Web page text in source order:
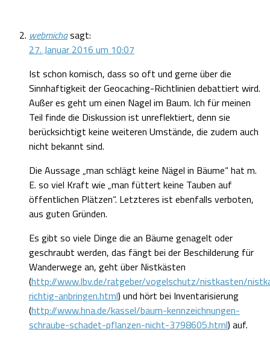
webmichasagt:
27. Januar 2016 um 10:07
Ist schon komisch, dass so oft und gerne über die
Sinnhaftigkeit der Geocaching-Richtlinien debattiert wird.
Außer es geht um einen Nagel im Baum. Ich für meinen
Teil finde die Diskussion ist unreflektiert, denn sie
berücksichtigt keine weiteren Umstände, die zudem auch
nicht bekannt sind.
Die Aussage „man schlägt keine Nägel in Bäume“ hat m.
E. so viel Kraft wie „man füttert keine Tauben auf
öffentlichen Plätzen“. Letzteres ist ebenfalls verboten,
aus guten Gründen.
Es gibt so viele Dinge die an Bäume genagelt oder
geschraubt werden, das fängt bei der Beschilderung für
Wanderwege an, geht über Nistkästen
(http://www.lbv.de/ratgeber/vogelschutz/nistkasten/
richtig-anbringen.html) und hört bei Inventarisierung
(http://www.hna.de/kassel/baum-kennzeichnungen-
schraube-schadet-pflanzen-nicht-3798605.html) auf.